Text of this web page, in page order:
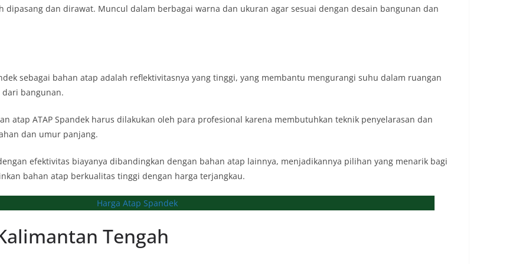
dipasang dan dirawat. Muncul dalam berbagai warna dan ukuran agar sesuai dengan desain bangunan dan
sebagai bahan atap adalah reflektivitasnya yang tinggi, yang membantu mengurangi suhu dalam ruangan
bangunan.
atap ATAP Spandek harus dilakukan oleh para profesional karena membutuhkan teknik penyelarasan dan
dan umur panjang.
efektivitas biayanya dibandingkan dengan bahan atap lainnya, menjadikannya pilihan yang menarik bagi
bahan atap berkualitas tinggi dengan harga terjangkau.
Tengah